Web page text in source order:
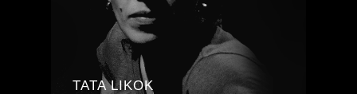
TATA LIKOK